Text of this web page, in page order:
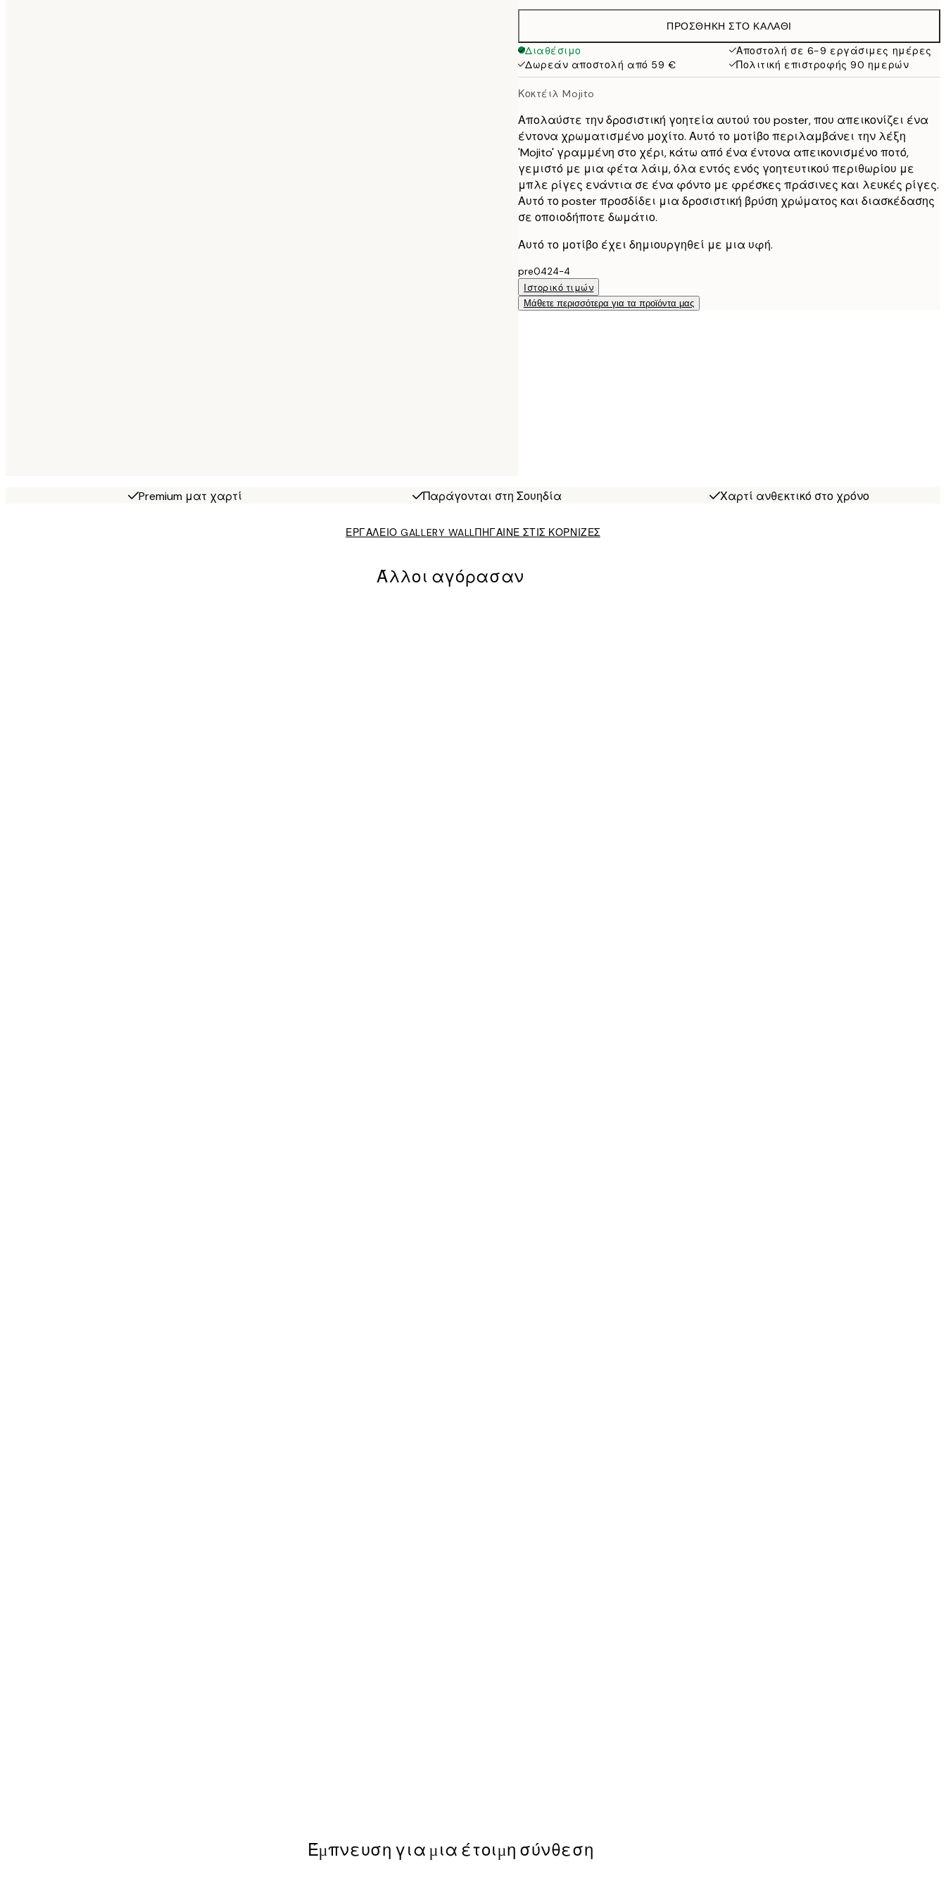
21,95 €
38 €
ΠΡΟΣΘΉΚΗ ΣΤΟ ΚΑΛΆΘΙ
Διαθέσιμο
Αποστολή σε 6-9 εργάσιμες ημέρες
Δωρεάν αποστολή από 59 €
Πολιτική επιστροφής 90 ημερών
Κοκτέιλ Mojito
Απολαύστε την δροσιστική γοητεία αυτού του poster, που απεικονίζει ένα
έντονα χρωματισμένο μοχίτο. Αυτό το μοτίβο περιλαμβάνει την λέξη
'Mojito' γραμμένη στο χέρι, κάτω από ένα έντονα απεικονισμένο ποτό,
γεμιστό με μια φέτα λάιμ, όλα εντός ενός γοητευτικού περιθωρίου με
μπλε ρίγες ενάντια σε ένα φόντο με φρέσκες πράσινες και λευκές ρίγες.
Αυτό το poster προσδίδει μια δροσιστική βρύση χρώματος και διασκέδασης
σε οποιοδήποτε δωμάτιο.
Αυτό το μοτίβο έχει δημιουργηθεί με μια υφή.
pre0424-4
Ιστορικό τιμών
Μάθετε περισσότερα για τα προϊόντα μας
Premium ματ χαρτί Παράγονται στη Σουηδία Χαρτί ανθεκτικό στο χρόνο
ΕΡΓΑΛΕΙΟ GALLERY WALLΠΗΓΑΙΝΕ ΣΤΙΣ ΚΟΡΝΙΖΕΣ
Άλλοι αγόρασαν
Έμπνευση για μια έτοιμη σύνθεση